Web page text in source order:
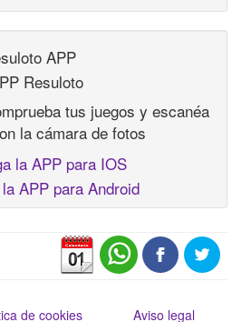
APP
tus juegos y escanéa
la cámara de fotos
de cookies Aviso legal